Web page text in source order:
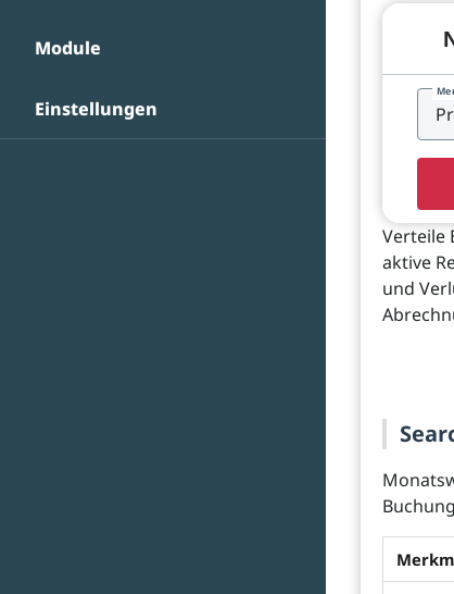
Module
Einstellungen
Verteile
aktive
und